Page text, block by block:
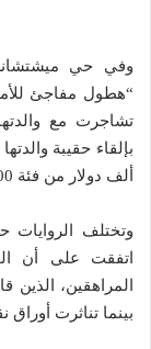
وفي حي
تشاجرت مع
ألف دولار من فئة 100 دولار.
وتختلف الروايات
اتفقت على أن
المراهقين،
بينما تناثرت